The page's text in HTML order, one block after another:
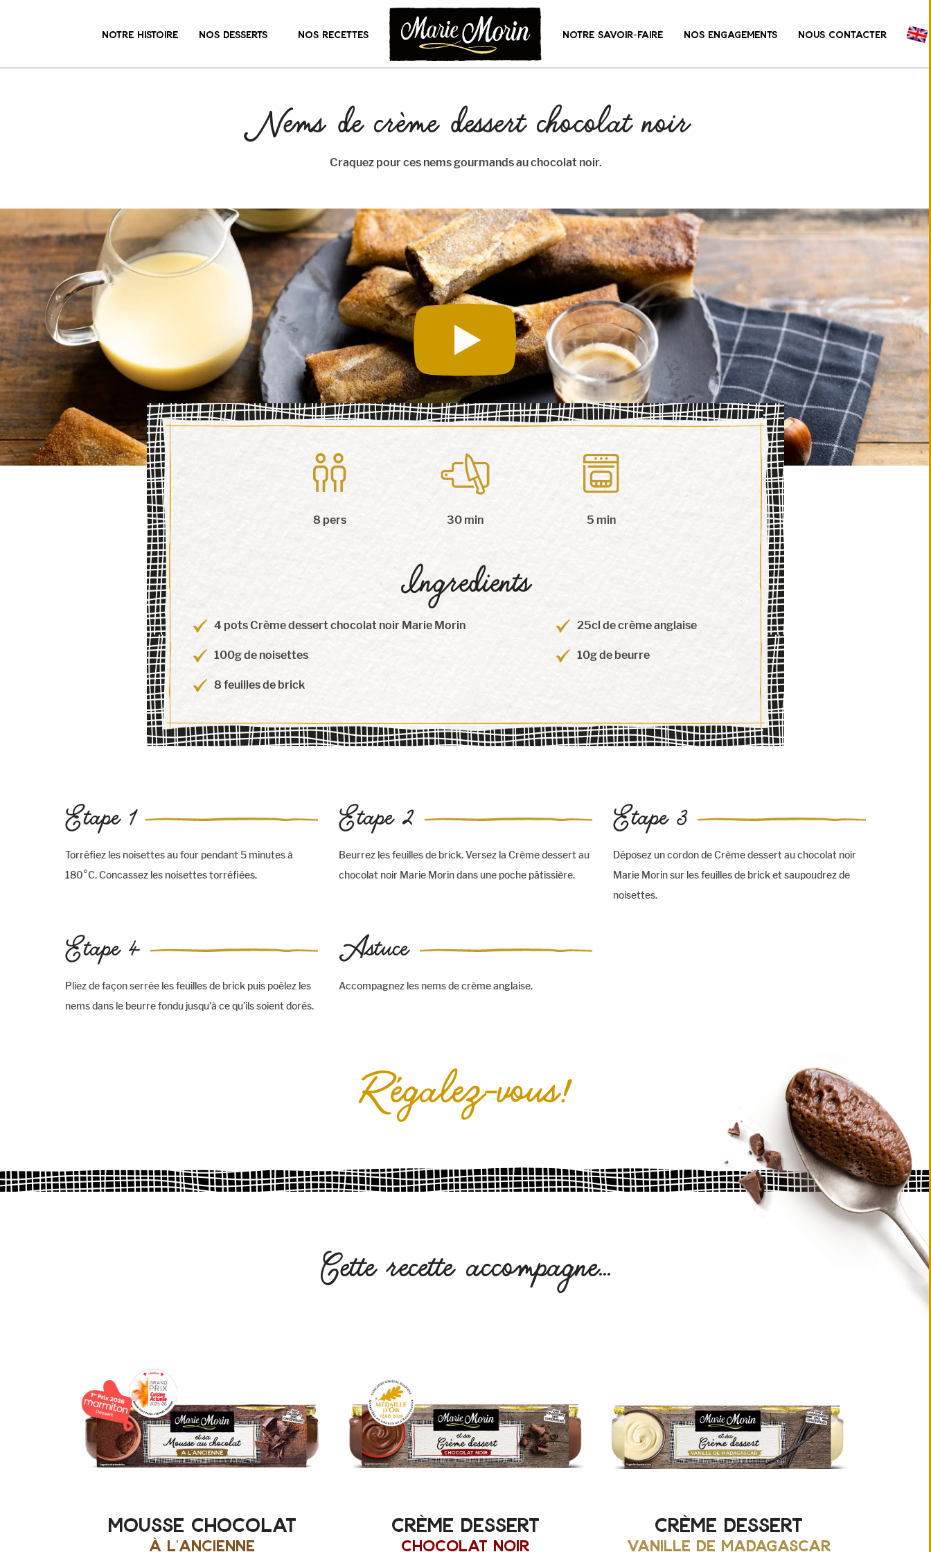
NOTRE HISTOIRE NOS DESSERTS NOS RECETTES NOTRE SAVOIR-FAIRE NOS ENGAGEMENTS NOUS CONTACTER
Nems de crème dessert chocolat noir
Craquez pour ces nems gourmands au chocolat noir.
8 pers 30 min 5 min
Ingredients
4 pots Crème dessert chocolat noir Marie Morin 25cl de crème anglaise
100g de noisettes 10g de beurre
8 feuilles de brick
Etape 1
Torréfiez les noisettes au four pendant 5 minutes à
180°C. Concassez les noisettes torréfiées.
Etape 2
Beurrez les feuilles de brick. Versez la Crème dessert au
chocolat noir Marie Morin dans une poche pâtissière.
Etape 3
Déposez un cordon de Crème dessert au chocolat noir
Marie Morin sur les feuilles de brick et saupoudrez de
noisettes.
Etape 4
Pliez de façon serrée les feuilles de brick puis poêlez les
nems dans le beurre fondu jusqu’à ce qu’ils soient dorés.
Astuce
Accompagnez les nems de crème anglaise.
Régalez-vous!
Cette recette accompagne...
mousse chocolat
à l'ancienne
crème dessert
chocolat noir
crème dessert
vanille de madagascar